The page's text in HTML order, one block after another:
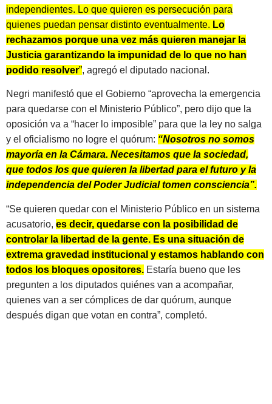
independientes. Lo que quieren es persecución para
quienes puedan pensar distinto eventualmente. Lo
rechazamos porque una vez más quieren manejar la
Justicia garantizando la impunidad de lo que no han
podido resolver”, agregó el diputado nacional.
Negri manifestó que el Gobierno “aprovecha la emergencia
para quedarse con el Ministerio Público”, pero dijo que la
oposición va a “hacer lo imposible” para que la ley no salga
y el oficialismo no logre el quórum: “Nosotros no somos
mayoría en la Cámara. Necesitamos que la sociedad,
que todos los que quieren la libertad para el futuro y la
independencia del Poder Judicial tomen consciencia”.
“Se quieren quedar con el Ministerio Público en un sistema
acusatorio, es decir, quedarse con la posibilidad de
controlar la libertad de la gente. Es una situación de
extrema gravedad institucional y estamos hablando con
todos los bloques opositores. Estaría bueno que les
pregunten a los diputados quiénes van a acompañar,
quienes van a ser cómplices de dar quórum, aunque
después digan que votan en contra”, completó.